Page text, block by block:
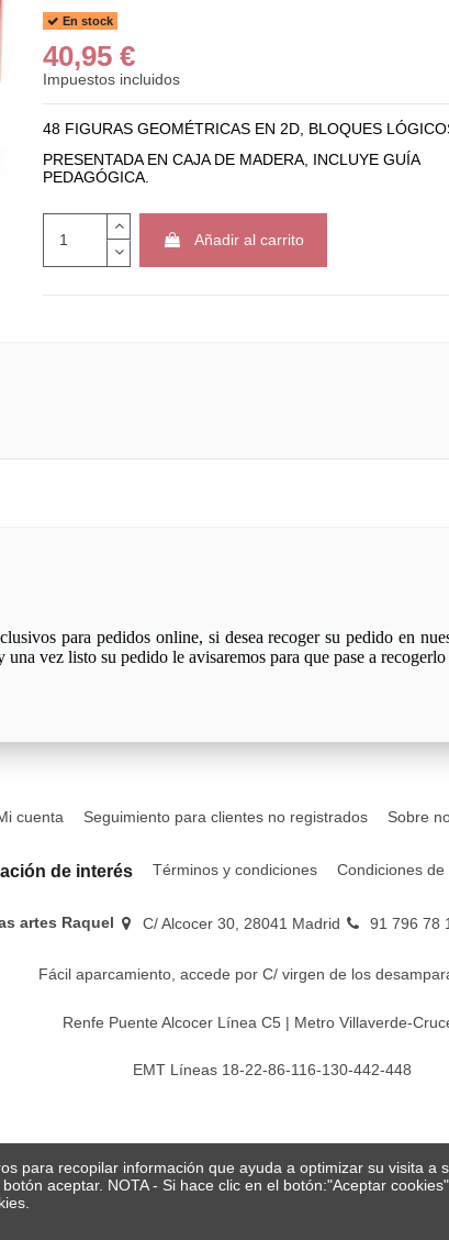
En stock
40,95 €
Impuestos incluidos
48 FIGURAS GEOMÉTRICAS EN 2D, BLOQUES
PRESENTADA EN CAJA DE MADERA, INCLUYE GUÍA
PEDAGÓGICA.
Añadir al carrito
REGLETAS DE
FAIBO 44-1
29,15 €
para pedidos online, si desea recoger su pedido en
vez listo su pedido le avisaremos para que pase a recogerlo
cuenta Seguimiento para clientes no registrados Sobre
de interés Términos y condiciones Condiciones de
artes Raquel C/ Alcocer 30, 28041 Madrid 91 796 78
Fácil aparcamiento, accede por C/ virgen de los
Renfe Puente Alcocer Línea C5 | Metro Villaverde-
EMT Líneas 18-22-86-116-130-442-448
para recopilar información que ayuda a optimizar su visita
aceptar. NOTA - Si hace clic en el botón:"Aceptar